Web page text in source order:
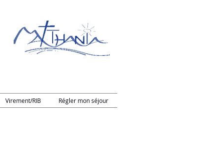
Virement/RIB Régler mon séjour